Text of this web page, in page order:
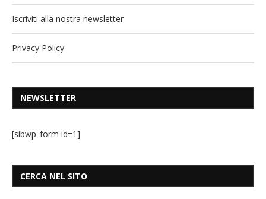
Iscriviti alla nostra newsletter
Privacy Policy
NEWSLETTER
[sibwp_form id=1]
CERCA NEL SITO